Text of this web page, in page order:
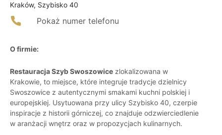
Kraków, Szybisko 40
Pokaż numer telefonu
O firmie:
Restauracja Szyb Swoszowice zlokalizowana w
Krakowie, to miejsce, które integruje tradycje dzielnicy
Swoszowice z autentycznymi smakami kuchni polskiej i
europejskiej. Usytuowana przy ulicy Szybisko 40, czerpie
inspiracje z historii górniczej, co znajduje odzwierciedlenie
w aranżacji wnętrz oraz w propozycjach kulinarnych.